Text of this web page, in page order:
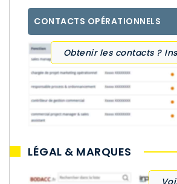
CONTACTS OPÉRATIONNELS
Obtenir les contacts ?
LÉGAL & MARQUES